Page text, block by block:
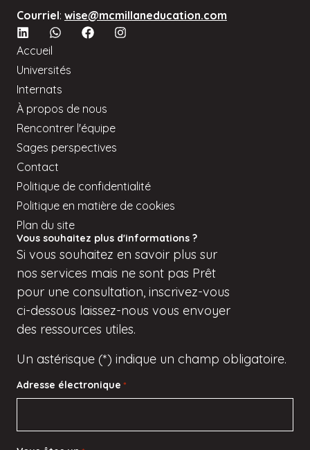
Courriel: wise@mcmillaneducation.com
Accueil
Universités
Internats
À propos de nous
Rencontrer l'équipe
Sages perspectives
Contact
Politique de confidentialité
Politique en matière de cookies
Plan du site
Vous souhaitez plus d'informations ?
Si vous souhaitez en savoir plus sur
nos services mais ne sont pas Prêt
pour une consultation, inscrivez-vous
ci-dessous laissez-nous vous envoyer
des ressources utiles.
Un astérisque (*) indique un champ obligatoire.
Adresse électronique *